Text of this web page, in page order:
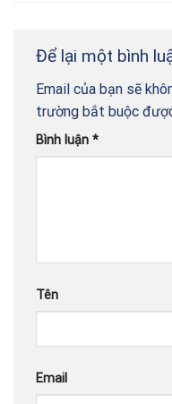
Để lại một bình
Email của bạn sẽ
trường bắt buộc
Bình luận *
Tên
Email